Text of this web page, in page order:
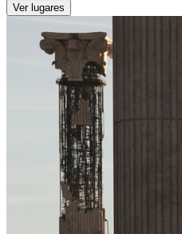
Ver lugares